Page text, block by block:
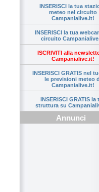
INSERISCI la tua
meteo nel circuito
Campanialive.it!
INSERISCI la tua
circuito
ISCRIVITI alla
Campanialive.it!
INSERISCI GRATIS nel
le previsioni meteo
Campanialive.it!
INSERISCI GRATIS la
struttura su
Annunci